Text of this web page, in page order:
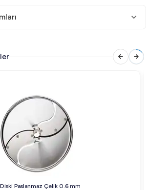
gücü ile hızlı ve etkili bir performans
ve 23 kg ağırlığı ile
yer kaplamaz.
1N / 50-60 Hz kapasitesi ile standart
uyumlu.
Dito Sama Dilimleme Diski Paslanmaz Çelik 0.6 mm